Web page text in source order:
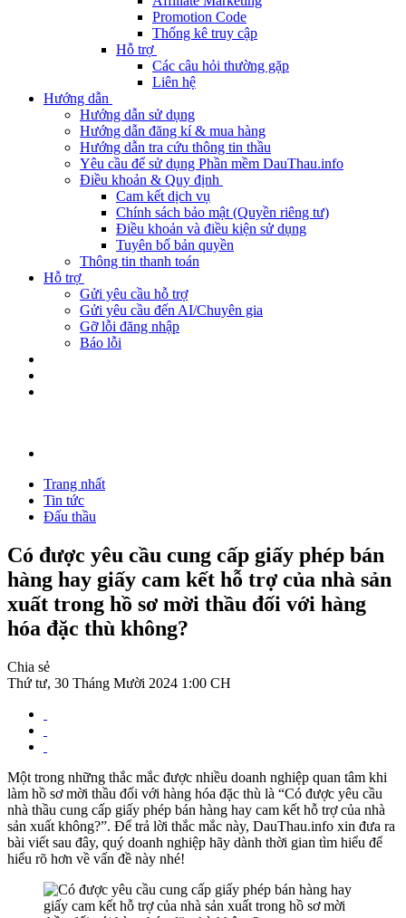
Promotion Code
Thống kê truy cập
Hỗ trợ
Các câu hỏi thường gặp
Liên hệ
Hướng dẫn
Hướng dẫn sử dụng
Hướng dẫn đăng kí & mua hàng
Hướng dẫn tra cứu thông tin thầu
Yêu cầu để sử dụng Phần mềm DauThau.info
Điều khoản & Quy định
Cam kết dịch vụ
Chính sách bảo mật (Quyền riêng tư)
Điều khoản và điều kiện sử dụng
Tuyên bố bản quyền
Thông tin thanh toán
Hỗ trợ
Gửi yêu cầu hỗ trợ
Gửi yêu cầu đến AI/Chuyên gia
Gỡ lỗi đăng nhập
Báo lỗi
Trang nhất
Tin tức
Đấu thầu
Có được yêu cầu cung cấp giấy phép bán
hàng hay giấy cam kết hỗ trợ của nhà sản
xuất trong hồ sơ mời thầu đối với hàng
hóa đặc thù không?
Chia sẻ
Thứ tư, 30 Tháng Mười 2024 1:00 CH
Một trong những thắc mắc được nhiều doanh nghiệp quan tâm khi
làm hồ sơ mời thầu đối với hàng hóa đặc thù là “Có được yêu cầu
nhà thầu cung cấp giấy phép bán hàng hay cam kết hỗ trợ của nhà
sản xuất không?”. Để trả lời thắc mắc này, DauThau.info xin đưa ra
bài viết sau đây, quý doanh nghiệp hãy dành thời gian tìm hiểu để
hiểu rõ hơn về vấn đề này nhé!